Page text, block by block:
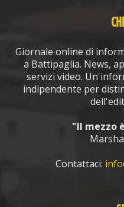
Giornale online di
a Battipaglia. News,
servizi video.
indipendente per
"Il mezzo
Contattaci: